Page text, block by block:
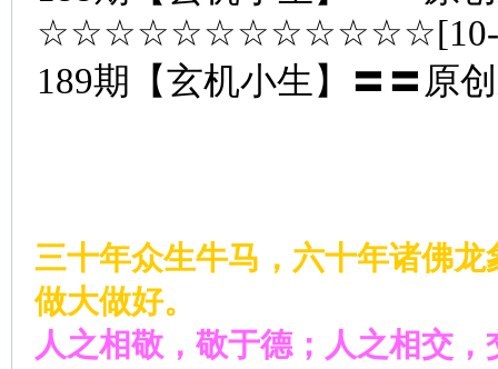
189期【玄机小生】〓〓原
三十年众生牛马，六十年诸佛
做大做好。
人之相敬，敬于德；人之相交